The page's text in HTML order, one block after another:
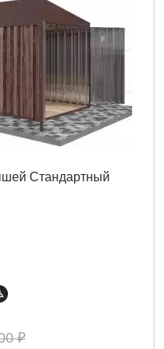
Стандартный
₽